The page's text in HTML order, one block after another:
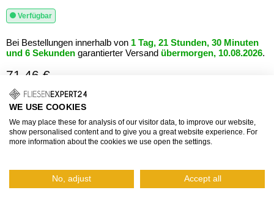
Verfügbar
Bei Bestellungen innerhalb von 1 Tag, 21 Stunden, 30 Minuten
und 6 Sekunden garantierter Versand übermorgen, 10.08.2026.
71,46 €
Grundpreis: 28,58 €/m
inkl. Mehrwertsteuer, zzgl.
Die DURAFLEX Dehn- und Bewegungsfugenprofile aus Edelstahl
eignen sich für stark beanspruchte Fußböden wie Lager- und
werden im Dünnbett verlegt und sind mit einer EPDM-Einlage
WE USE COOKIES
We may place these for analysis of our visitor data, to improve our website,
show personalised content and to give you a great website experience. For
more information about the cookies we use open the settings.
No, adjust Accept all